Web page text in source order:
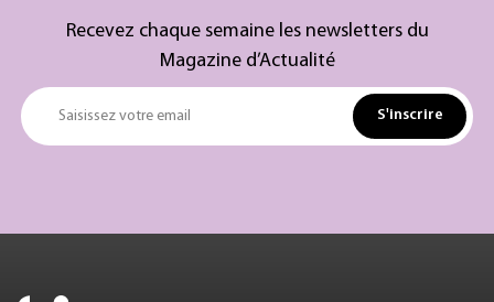
Recevez chaque semaine les newsletters du
Magazine d’Actualité
Saisissez votre email S'inscrire